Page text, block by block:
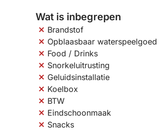
Wat is inbegrepen
Brandstof
Opblaasbaar waterspeelgoed
Food / Drinks
Snorkeluitrusting
Geluidsinstallatie
Koelbox
BTW
Eindschoonmaak
Snacks